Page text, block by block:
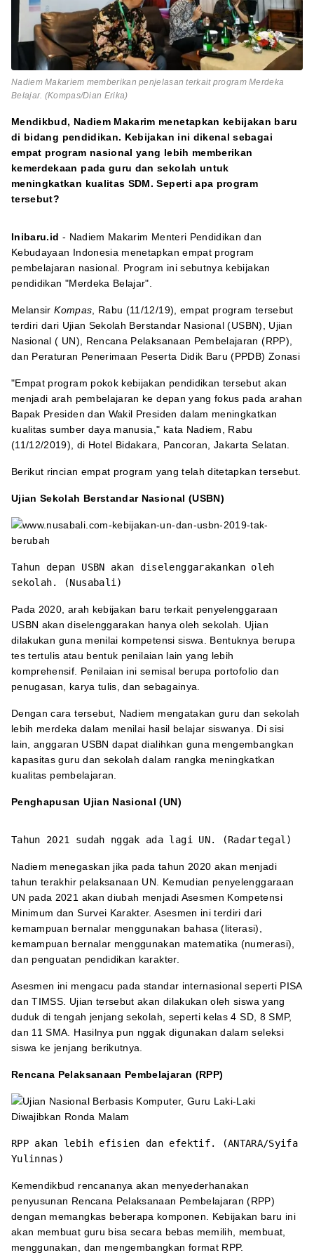
Nadiem Makariem memberikan penjelasan terkait program Merdeka
Belajar. (Kompas/Dian Erika)
Mendikbud, Nadiem Makarim menetapkan kebijakan baru
di bidang pendidikan. Kebijakan ini dikenal sebagai
empat program nasional yang lebih memberikan
kemerdekaan pada guru dan sekolah untuk
meningkatkan kualitas SDM. Seperti apa program
tersebut?
Inibaru.id - Nadiem Makarim Menteri Pendidikan dan
Kebudayaan Indonesia menetapkan empat program
pembelajaran nasional. Program ini sebutnya kebijakan
pendidikan "Merdeka Belajar".
MelansirKompas , Rabu (11/12/19), empat program tersebut
terdiri dari Ujian Sekolah Berstandar Nasional (USBN), Ujian
Nasional ( UN), Rencana Pelaksanaan Pembelajaran (RPP),
dan Peraturan Penerimaan Peserta Didik Baru (PPDB) Zonasi
"Empat program pokok kebijakan pendidikan tersebut akan
menjadi arah pembelajaran ke depan yang fokus pada arahan
Bapak Presiden dan Wakil Presiden dalam meningkatkan
kualitas sumber daya manusia," kata Nadiem, Rabu
(11/12/2019), di Hotel Bidakara, Pancoran, Jakarta Selatan.
Berikut rincian empat program yang telah ditetapkan tersebut.
Ujian Sekolah Berstandar Nasional (USBN)
Tahun depan USBN akan diselenggarakankan oleh
sekolah. (Nusabali)
Pada 2020, arah kebijakan baru terkait penyelenggaraan
USBN akan diselenggarakan hanya oleh sekolah. Ujian
dilakukan guna menilai kompetensi siswa. Bentuknya berupa
tes tertulis atau bentuk penilaian lain yang lebih
komprehensif. Penilaian ini semisal berupa portofolio dan
penugasan, karya tulis, dan sebagainya.
Dengan cara tersebut, Nadiem mengatakan guru dan sekolah
lebih merdeka dalam menilai hasil belajar siswanya. Di sisi
lain, anggaran USBN dapat dialihkan guna mengembangkan
kapasitas guru dan sekolah dalam rangka meningkatkan
kualitas pembelajaran.
Penghapusan Ujian Nasional (UN)
Tahun 2021 sudah nggak ada lagi UN. (Radartegal)
Nadiem menegaskan jika pada tahun 2020 akan menjadi
tahun terakhir pelaksanaan UN. Kemudian penyelenggaraan
UN pada 2021 akan diubah menjadi Asesmen Kompetensi
Minimum dan Survei Karakter. Asesmen ini terdiri dari
kemampuan bernalar menggunakan bahasa (literasi),
kemampuan bernalar menggunakan matematika (numerasi),
dan penguatan pendidikan karakter.
Asesmen ini mengacu pada standar internasional seperti PISA
dan TIMSS. Ujian tersebut akan dilakukan oleh siswa yang
duduk di tengah jenjang sekolah, seperti kelas 4 SD, 8 SMP,
dan 11 SMA. Hasilnya pun nggak digunakan dalam seleksi
siswa ke jenjang berikutnya.
Rencana Pelaksanaan Pembelajaran (RPP)
RPP akan lebih efisien dan efektif. (ANTARA/Syifa
Yulinnas)
Kemendikbud rencananya akan menyederhanakan
penyusunan Rencana Pelaksanaan Pembelajaran (RPP)
dengan memangkas beberapa komponen. Kebijakan baru ini
akan membuat guru bisa secara bebas memilih, membuat,
menggunakan, dan mengembangkan format RPP.